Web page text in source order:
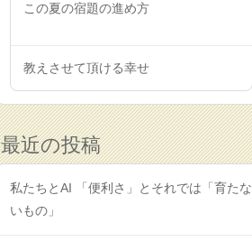
この夏の宿題の進め方
教えさせて頂ける幸せ
最近の投稿
私たちとAI 「便利さ」とそれでは「育たな
いもの」